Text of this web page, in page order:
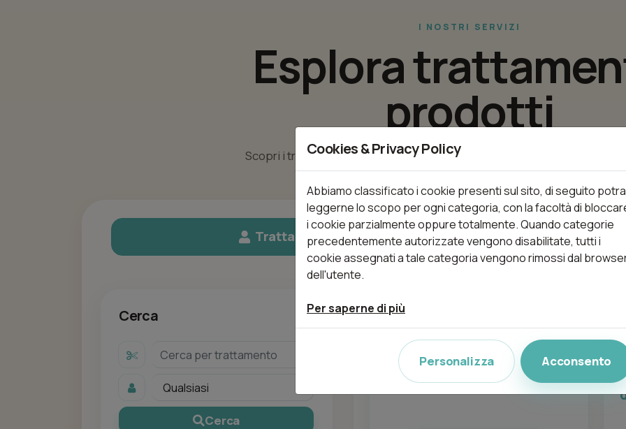
I NOSTRI SERVIZI
Esplora
prodotti
Scopri i trattamenti disponibili e prenota il servizio piu adatto alle tue
Trattamenti
Cerca
Cerca
Trattamenti (6)
Barba Classica
da 7,00 € 30min
Cookies & Privacy Policy
Abbiamo classificato i cookie presenti sul sito, di seguito
leggerne lo scopo per ogni categoria, con la facoltà di
i cookie parzialmente oppure totalmente. Quando categorie
precedentemente autorizzate vengono disabilitate, tutti i
cookie assegnati a tale categoria vengono rimossi dal
dell'utente.
Per saperne di più
Personalizza Acconsento